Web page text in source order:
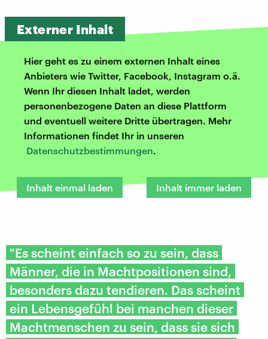
Externer Inhalt
Hier geht es zu einem externen Inhalt eines
Anbieters wie Twitter, Facebook, Instagram o.ä.
Wenn Ihr diesen Inhalt ladet, werden
personenbezogene Daten an diese Plattform
und eventuell weitere Dritte übertragen. Mehr
Informationen findet Ihr in unseren
Datenschutzbestimmungen.
Inhalt einmal laden Inhalt immer laden
"Es scheint einfach so zu sein, dass
Männer, die in Machtpositionen sind,
besonders dazu tendieren. Das scheint
ein Lebensgefühl bei manchen dieser
Machtmenschen zu sein, dass sie sich